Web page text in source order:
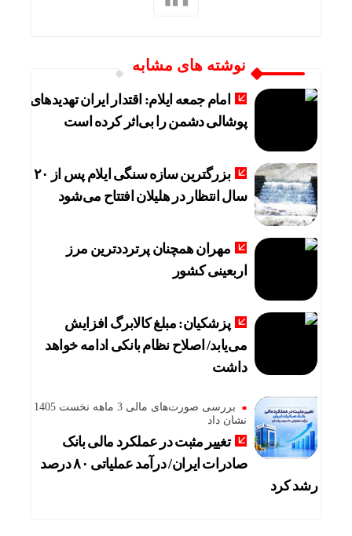
نوشته های مشابه
امام جمعه ایلام: اقتدار ایران تهدیدهای
پوشالی دشمن را بی‌اثر کرده است
بزرگترین سازه سنگی ایلام پس از ۲۰
سال انتظار در هلیلان افتتاح می‌شود
مهران همچنان پرترددترین مرز
اربعینی کشور
پزشکیان: مبلغ کالابرگ افزایش
می‌یابد/ اصلاح نظام بانکی ادامه خواهد
داشت
بررسی صورت‌های مالی 3 ماهه نخست 1405
نشان داد
تغییر مثبت در عملکرد مالی بانک
صادرات ایران/ درآمد عملیاتی ۸۰ درصد
رشد کرد